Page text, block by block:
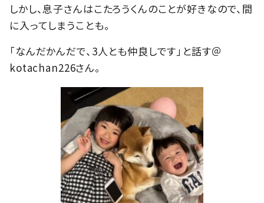
しかし、息子さんはこたろうくんのことが好きなので、間
に入ってしまうことも。
「なんだかんだで、3人とも仲良しです」と話す＠
kotachan226さん。